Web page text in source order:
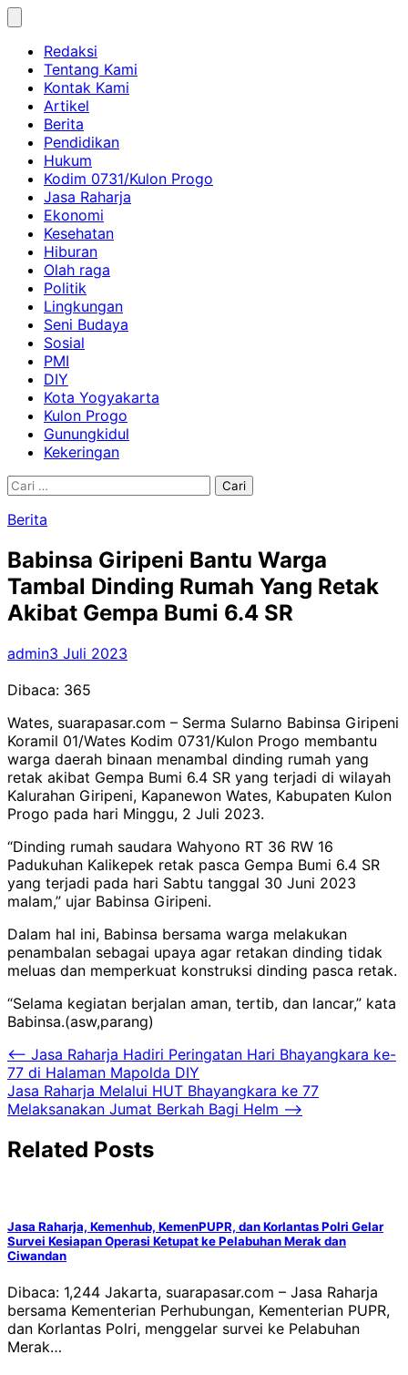
Skip
contentRedaksi
Tentang Kami
Kontak Kami
Artikel
Berita
Pendidikan
Hukum
Kodim 0731/Kulon Progo
Jasa Raharja
Ekonomi
Kesehatan
Hiburan
Olah raga
Politik
Lingkungan
Seni Budaya
Sosial
PMI
DIY
Kota Yogyakarta
Kulon Progo
Gunungkidul
Kekeringan
Cari
Berita
Babinsa Giripeni Bantu Warga
Tambal Dinding Rumah Yang Retak
Akibat Gempa Bumi 6.4 SR
admin3 Juli 2023
Dibaca: 365
Wates, suarapasar.com – Serma Sularno Babinsa Giripeni
Koramil 01/Wates Kodim 0731/Kulon Progo membantu
warga daerah binaan menambal dinding rumah yang
retak akibat Gempa Bumi 6.4 SR yang terjadi di wilayah
Kalurahan Giripeni, Kapanewon Wates, Kabupaten Kulon
Progo pada hari Minggu, 2 Juli 2023.
“Dinding rumah saudara Wahyono RT 36 RW 16
Padukuhan Kalikepek retak pasca Gempa Bumi 6.4 SR
yang terjadi pada hari Sabtu tanggal 30 Juni 2023
malam,” ujar Babinsa Giripeni.
Dalam hal ini, Babinsa bersama warga melakukan
penambalan sebagai upaya agar retakan dinding tidak
meluas dan memperkuat konstruksi dinding pasca retak.
“Selama kegiatan berjalan aman, tertib, dan lancar,” kata
Babinsa.(asw,parang)
Navigasi
pos
⟵ Jasa Raharja Hadiri Peringatan Hari Bhayangkara ke-
77 di Halaman Mapolda DIY
Jasa Raharja Melalui HUT Bhayangkara ke 77
Melaksanakan Jumat Berkah Bagi Helm ⟶
Related Posts
Jasa Raharja, Kemenhub, KemenPUPR, dan Korlantas Polri Gelar
Survei Kesiapan Operasi Ketupat ke Pelabuhan Merak dan
Ciwandan
Dibaca: 1,244 Jakarta, suarapasar.com – Jasa Raharja
bersama Kementerian Perhubungan, Kementerian PUPR,
dan Korlantas Polri, menggelar survei ke Pelabuhan
Merak…